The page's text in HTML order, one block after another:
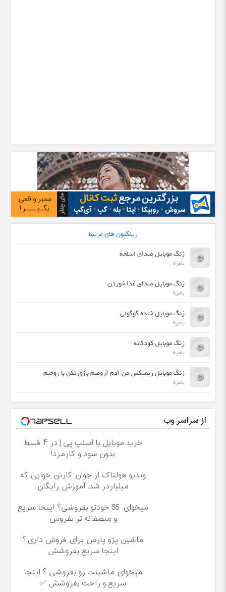
رینگتون های مرتبط
زنگ موبایل صدای اسلحه
بامزه
زنگ موبایل صدای غذا خوردن
بامزه
زنگ موبایل خنده گوگولی
بامزه
زنگ موبایل کودکانه
بامزه
زنگ موبایل ریمیکس من آدم آرومیم بازی نکن با روحیم
بامزه
از سراسر وب
خرید موبایل با اسنپ پی | در ۴ قسط
بدون سود و کارمزد!
ویدیو هولناک از جوان کارتن خوابی که
میلیاردر شد. آموزش رایگان
میخوای S5 خودتو بفروشی؟ اینجا سریع
و منصفانه تر بفروش
ماشین پژو پارس برای فروش داری؟
اینجا سریع بفروشش
میخوای ماشینت رو بفروشی ؟ اینجا
سریع و راحت بفروشش ✅